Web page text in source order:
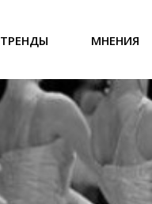
ТРЕНДЫ МНЕНИЯ